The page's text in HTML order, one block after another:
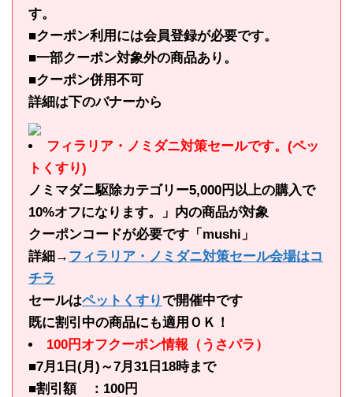
す。
■クーポン利用には会員登録が必要です。
■一部クーポン対象外の商品あり。
■クーポン併用不可
詳細は下のバナーから
フィラリア・ノミダニ対策セールです。(ペッ
トくすり)
ノミマダニ駆除カテゴリー5,000円以上の購入で
10%オフになります。」内の商品が対象
クーポンコードが必要です「mushi」
詳細→ フィラリア・ノミダニ対策セール会場はコ
チラ
セールはペットくすりで開催中です
既に割引中の商品にも適用ＯＫ！
100円オフクーポン情報（うさパラ）
■7月1日(月)～7月31日18時まで
■割引額 ：100円